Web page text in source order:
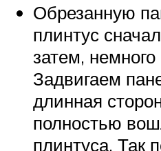
Обрезанную
плинтус
затем, немного
Задвигаем
длинная
полностью
плинтуса. Так